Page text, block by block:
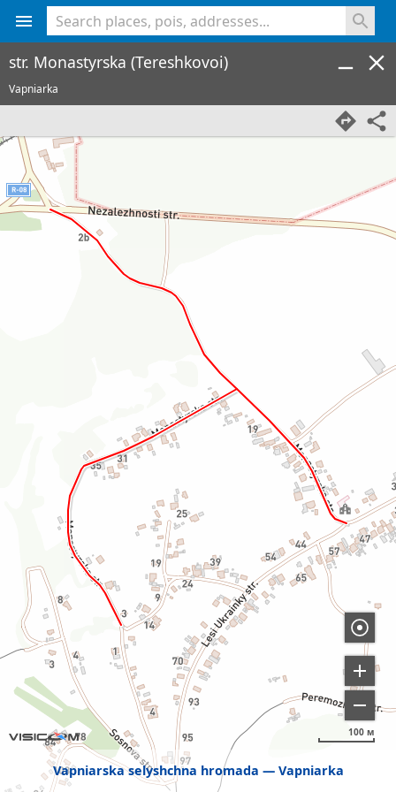
Vapniarska selyshchna hromada Vapniarka
100 м
str. Monastyrska (Tereshkovoi)
Vapniarka
<% console.log(hcard) %>